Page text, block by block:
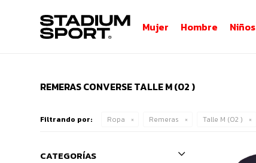
Mujer Hombre Niños
REMERAS CONVERSE TALLE M (02 )
Filtrando por: Ropa Remeras Talle M (02 )
CATEGORÍAS